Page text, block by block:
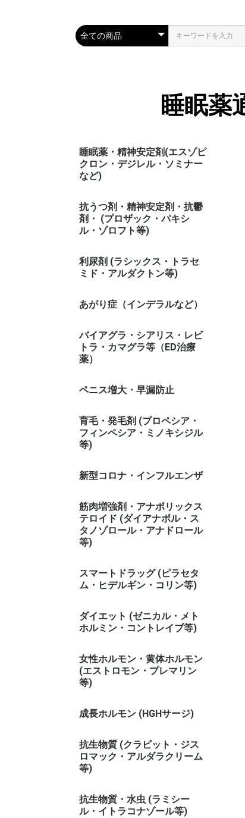
睡眠薬
睡眠薬・精神安定剤(エスゾピ
クロン・デジレル・ソミナー
など)
抗うつ剤・精神安定剤・抗鬱
剤・ (プロザック・パキシ
ル・ゾロフト等)
利尿剤 (ラシックス・トラセ
ミド・アルダクトン等)
あがり症（インデラルなど）
バイアグラ・シアリス・レビ
トラ・カマグラ等（ED治療
薬）
ペニス増大・早漏防止
育毛・発毛剤 (プロペシア・
フィンペシア・ミノキシジル
等)
新型コロナ・インフルエンザ
筋肉増強剤・アナボリックス
テロイド (ダイアナボル・ス
タノゾロール・アナドロール
等)
スマートドラッグ (ピラセタ
ム・ヒデルギン・コリン等)
ダイエット (ゼニカル・メト
ホルミン・コントレイブ等)
女性ホルモン・黄体ホルモン
(エストロモン・プレマリン
等)
成長ホルモン (HGHサージ)
抗生物質 (クラビット・ジス
ロマック・アルダラクリーム
等)
抗生物質・水虫 (ラミシー
ル・イトラコナゾール等)